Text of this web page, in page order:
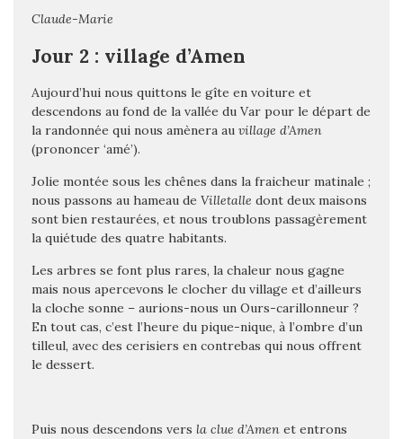
Claude-Marie
Jour 2 : village d’Amen
Aujourd’hui nous quittons le gîte en voiture et
descendons au fond de la vallée du Var pour le départ de
la randonnée qui nous amènera au village d’Amen
(prononcer ‘amé’).
Jolie montée sous les chênes dans la fraicheur matinale ;
nous passons au hameau de Villetalle dont deux maisons
sont bien restaurées, et nous troublons passagèrement
la quiétude des quatre habitants.
Les arbres se font plus rares, la chaleur nous gagne
mais nous apercevons le clocher du village et d’ailleurs
la cloche sonne – aurions-nous un Ours-carillonneur ?
En tout cas, c’est l’heure du pique-nique, à l’ombre d’un
tilleul, avec des cerisiers en contrebas qui nous offrent
le dessert.
Puis nous descendons vers la clue d’Amen et entrons